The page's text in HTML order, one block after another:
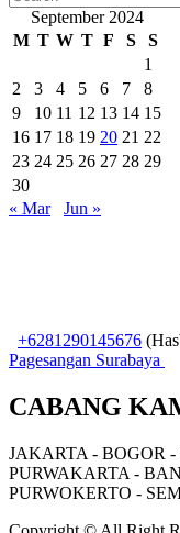
September 2024
M T W T F S
S
1
2
3 4 5 6 7
8
9
10 11 12 13 14 15
16 17 18 19 20 21 22
23 24 25 26 27 28 29
30
« Mar
Jun »
+6281290145676
Pagesangan Surabaya
CABANG
JAKARTA - BOGOR
PURWAKARTA -
PURWOKERTO -